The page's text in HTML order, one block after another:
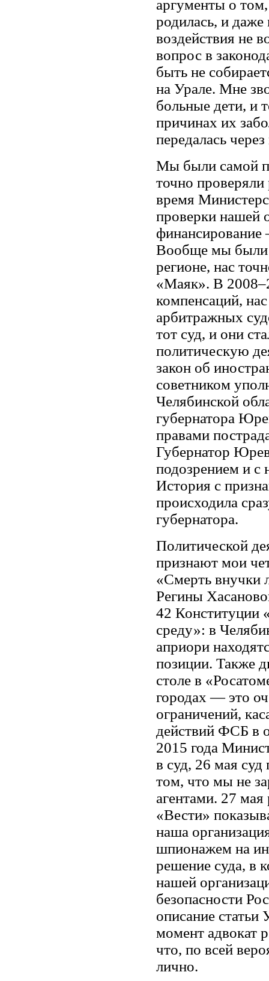
аргументы о
родилась, и
воздействия не
вопрос в
быть не
на Урале. Мне
больные дети, и
причинах их
передалась
Мы были самой
точно
время
проверки нашей
финансирование
Вообще мы были
регионе, нас
«Маяк». В
компенсаций,
арбитражных
тот суд, и они
политическую
закон об
советником
Челябинской
губернатора
правами
Губернатор
подозрением и с
История с
происходила
губернатора.
Политической
признают мои
«Смерть внучки
Регины
42 Конституции
среду»: в
априори
позиции. Также
столе в
городах — это
ограничений,
действий ФСБ в
2015 года
в суд, 26 мая
том, что мы не
агентами. 27 мая
«Вести»
наша
шпионажем на
решение суда, в
нашей
безопасности
описание статьи
момент адвокат
что, по всей
лично.